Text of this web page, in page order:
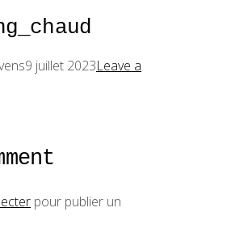
9 juillet 2023Leave a
pour publier un